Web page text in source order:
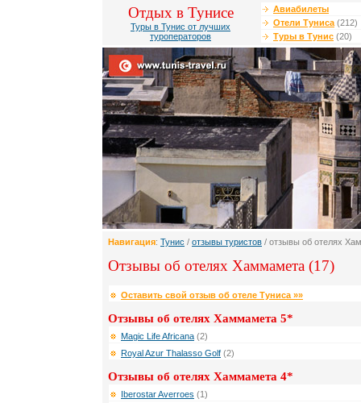
Отдых в Тунисе
Туры в Тунис от лучших
туроператоров
Авиабилеты
Отели Туниса (212)
Туры в Тунис (20)
Навигация: Тунис / отзывы туристов / отзывы об отелях
Отзывы об отелях Хаммамета (17)
Оставить свой отзыв об отеле Туниса »»
Отзывы об отелях Хаммамета 5*
Magic Life Africana (2)
Royal Azur Thalasso Golf (2)
Отзывы об отелях Хаммамета 4*
Iberostar Averroes (1)